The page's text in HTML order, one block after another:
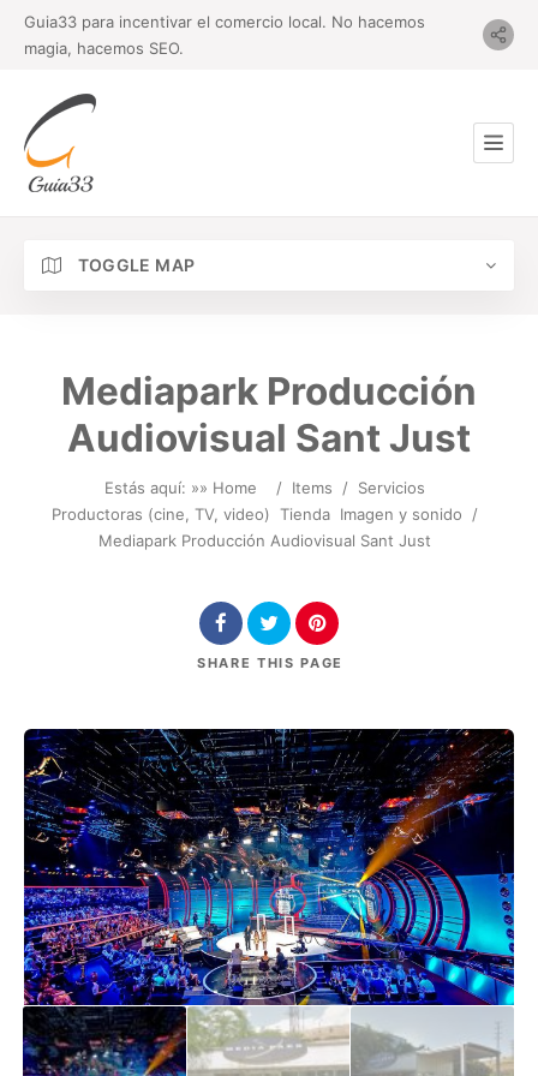
Guia33 para incentivar el comercio local. No hacemos
magia, hacemos SEO.
TOGGLE MAP
Mediapark Producción
Audiovisual Sant Just
Estás aquí: »» Home / Items / Servicios
Productoras (cine, TV, video) Tienda Imagen y sonido
/
Mediapark Producción Audiovisual Sant Just
SHARE THIS PAGE